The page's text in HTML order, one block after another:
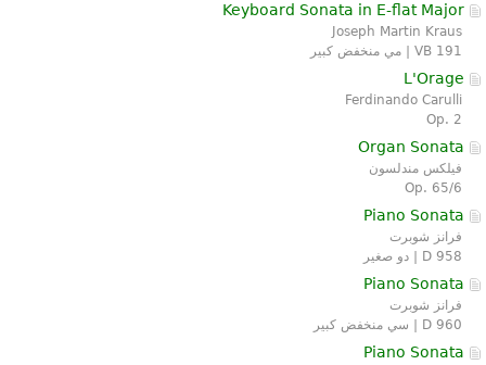
Keyboard Sonata in E-flat Major
Joseph Martin Kraus
VB 191 | مي منخفض كبير
L'Orage
Ferdinando Carulli
Op. 2
Organ Sonata
فيلكس مندلسون
Op. 65/6
Piano Sonata
فرانز شوبرت
D 958 | دو صغير
Piano Sonata
فرانز شوبرت
D 960 | سي منخفض كبير
Piano Sonata